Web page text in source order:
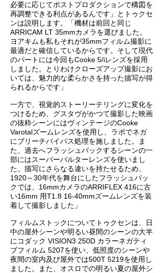
必要に応じてポストプロダクションで構図を
再調整できる利点があるんです」とトゥクセ
ンは説明します。「機材は前回と同じ
ARRICAM LT 35mmカメラを選びました。
ヨアキムも私もそれが35mmフィルム撮影に
最適だと確信しているからです。そして現代
のパートには今回もCooke 5/iレンズを採用
しました。とりわけクローズアップ撮影にお
いては、魅力的な柔らかさを持った描写が得
られるからです」
一方で、視覚的ストーリーテリングに変化を
つけるため、グスタヴがかつて撮影した映画
の抜粋シーンにはヴィンテージのCooke
Varotalズームレンズを使用し、ラボでネガ
にブリーチバイパス処理を施しました。ま
た、過去へフラッシュバックするシーンの一
部にはスーパーバルターレンズを使いまし
た。描写にさらなる違いを持たせるため、
1920～30年代を舞台にしたフラッシュバッ
クでは、16mmカメラのARRIFLEX 416に古
い16mm 用T1.8 16-40mmズームレンズを装
着して撮影しました」
フィルムストックについてトゥクセンは、日
中の屋外シーンや明るい昼間のシーンの大半
にコダック VISION3 250D カラーネガティ
ブフィルム 5207を使い、低照度のシーンや
夜間の室内及び屋外では500T 5219を使用し
ました。また、オスロでの明るい夏の屋外シ